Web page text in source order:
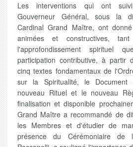
Les interventions qui ont
Gouverneur Général, sous la
Cardinal Grand Maître, ont
animées et constructives,
l'approfondissement
participation contributive, à partir
cinq textes fondamentaux de
sur la Spiritualité, le
nouveau Rituel et le nouveau
finalisation et disponible
Grand Maître a recommandé de
les Membres et d'étudier de
présence du Cérémoniaire de